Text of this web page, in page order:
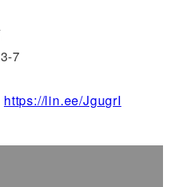
7
https://lin.ee/JgugrI